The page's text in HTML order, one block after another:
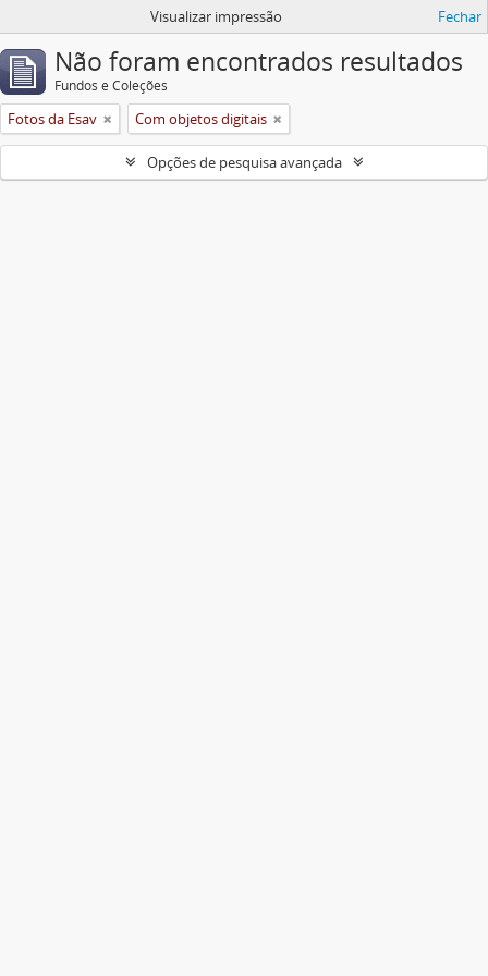
Visualizar impressão Fechar
Não foram encontrados resultados
Fundos e Coleções
Fotos da Esav Com objetos digitais
Opções de pesquisa avançada